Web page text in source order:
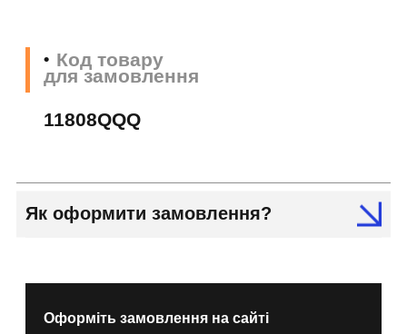
Код товару
для замовлення
11808QQQ
Як оформити замовлення?
Оформіть замовлення на сайті